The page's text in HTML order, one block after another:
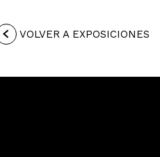
VOLVER A EXPOSICIONES